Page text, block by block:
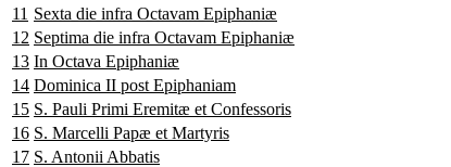
11 Sexta die infra Octavam Epiphaniæ
12 Septima die infra Octavam Epiphaniæ
13 In Octava Epiphaniæ
14 Dominica II post Epiphaniam
15 S. Pauli Primi Eremitæ et Confessoris
16 S. Marcelli Papæ et Martyris
17 S. Antonii Abbatis